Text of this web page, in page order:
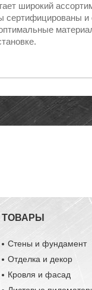
широкий
сертифицированы
ТОВАРЫ
Стены и фундамент
Отделка и декор
Кровля и фасад